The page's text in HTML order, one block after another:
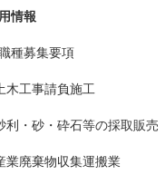
情報
種募集要項
木工事請負施工
利・砂・砕石等の採取販売
業廃棄物収集運搬業